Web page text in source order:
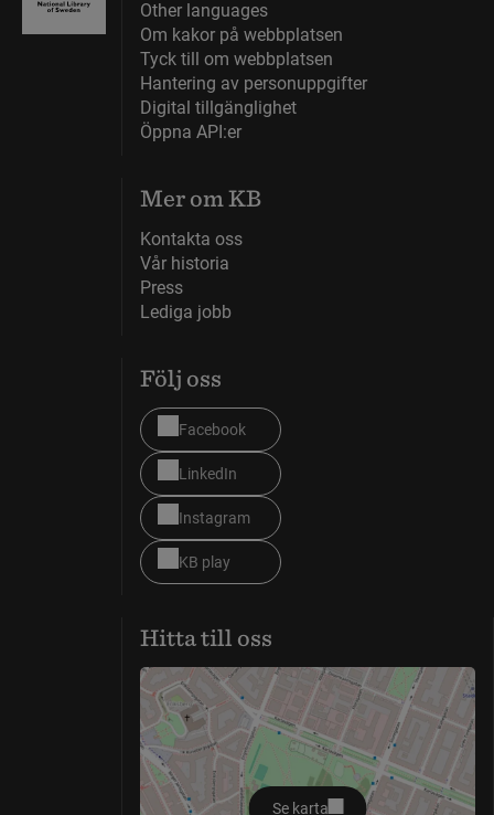
Other languages
Om kakor på webbplatsen
Tyck till om webbplatsen
Hantering av personuppgifter
Digital tillgänglighet
Öppna API:er
Mer om KB
Kontakta oss
Vår historia
Press
Lediga jobb
Följ oss
Facebook
LinkedIn
Instagram
KB play
Hitta till oss
Se karta